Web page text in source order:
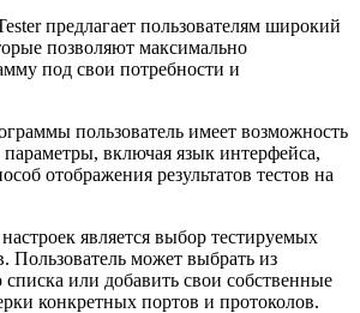
предлагает пользователям широкий
позволяют максимально
под свои потребности и
пользователь имеет возможность
включая язык интерфейса,
отображения результатов тестов на
является выбор тестируемых
Пользователь может выбрать из
списка или добавить свои собственные
конкретных портов и протоколов.